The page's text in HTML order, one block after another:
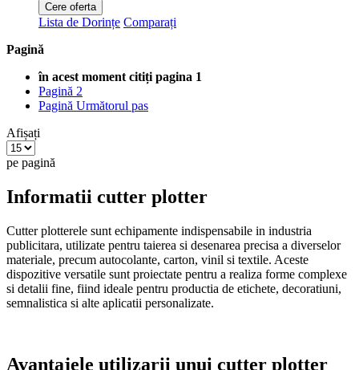
Cere oferta
Lista de Dorințe Comparați
Pagină
în acest moment citiți pagina 1
Pagină 2
Pagină Următorul pas
Afișați
pe pagină
Informatii cutter plotter
Cutter plotterele sunt echipamente indispensabile in industria
publicitara, utilizate pentru taierea si desenarea precisa a diverselor
materiale, precum autocolante, carton, vinil si textile. Aceste
dispozitive versatile sunt proiectate pentru a realiza forme complexe
si detalii fine, fiind ideale pentru productia de etichete, decoratiuni,
semnalistica si alte aplicatii personalizate.
Avantajele utilizarii unui cutter plotter